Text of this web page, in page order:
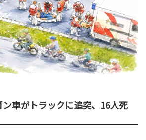
車がトラックに追突、16人死